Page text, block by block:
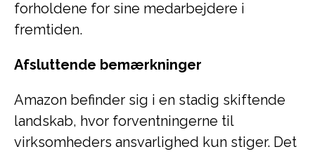
forholdene for sine medarbejdere i
fremtiden.
Afsluttende bemærkninger
Amazon befinder sig i en stadig skiftende
landskab, hvor forventningerne til
virksomheders ansvarlighed kun stiger. Det